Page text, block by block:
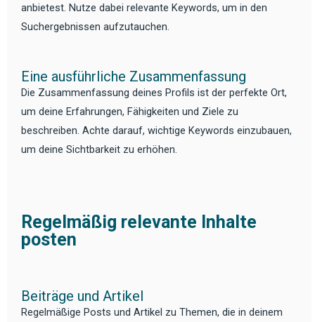
anbietest. Nutze dabei relevante Keywords, um in den
Suchergebnissen aufzutauchen.
Eine ausführliche Zusammenfassung
Die Zusammenfassung deines Profils ist der perfekte Ort,
um deine Erfahrungen, Fähigkeiten und Ziele zu
beschreiben. Achte darauf, wichtige Keywords einzubauen,
um deine Sichtbarkeit zu erhöhen.
Regelmäßig relevante Inhalte
posten
Beiträge und Artikel
Regelmäßige Posts und Artikel zu Themen, die in deinem